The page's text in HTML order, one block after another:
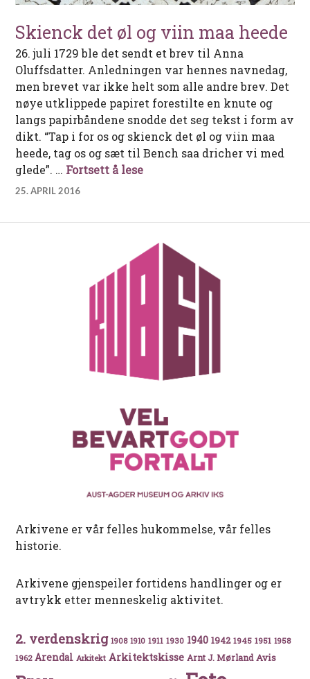
Skienck det øl og viin maa heede
26. juli 1729 ble det sendt et brev til Anna
Oluffsdatter. Anledningen var hennes navnedag,
men brevet var ikke helt som alle andre brev. Det
nøye utklippede papiret forestilte en knute og
langs papirbåndene snodde det seg tekst i form av
dikt. “Tap i for os og skienck det øl og viin maa
heede, tag os og sæt til Bench saa dricher vi med
glede”. … Fortsett å leseSkienck det øl og viin maa
25. APRIL 2016
Arkivene er vår felles hukommelse, vår felles
historie.
Arkivene gjenspeiler fortidens handlinger og er
avtrykk etter menneskelig aktivitet.
2. verdenskrig 1908 1910 1911 1930 1940 1942 1945 1951 1958
1962 Arendal Arkitekt Arkitektskisse Arnt J. Mørland Avis